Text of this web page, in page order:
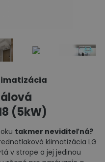
(5kW)
takmer neviditeľná?
klimatizácia LG
v strope a jej jedinou